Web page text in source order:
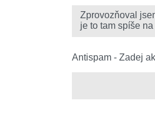
Antispam - Zadej